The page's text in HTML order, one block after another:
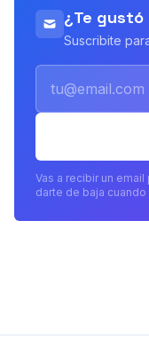
¿Te
Suscribite
Vas a recibir un
darte de baja cuando